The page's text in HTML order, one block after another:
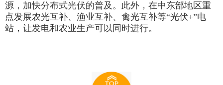
源，加快分布式光伏的普及。此外，在中东部地区重
点发展农光互补、渔业互补、禽光互补等“光伏+”电
站，让发电和农业生产可以同时进行。